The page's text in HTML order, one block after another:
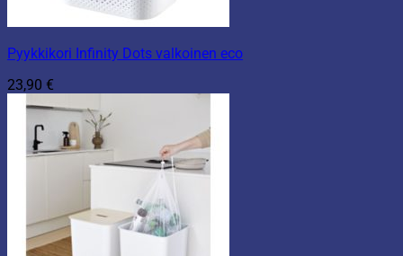
Pyykkikori Infinity Dots valkoinen eco
23,90 €